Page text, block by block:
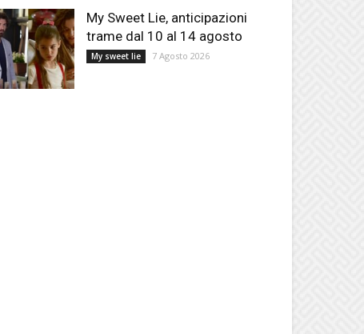
My Sweet Lie, anticipazioni
trame dal 10 al 14 agosto
My sweet lie 7 Agosto 2026